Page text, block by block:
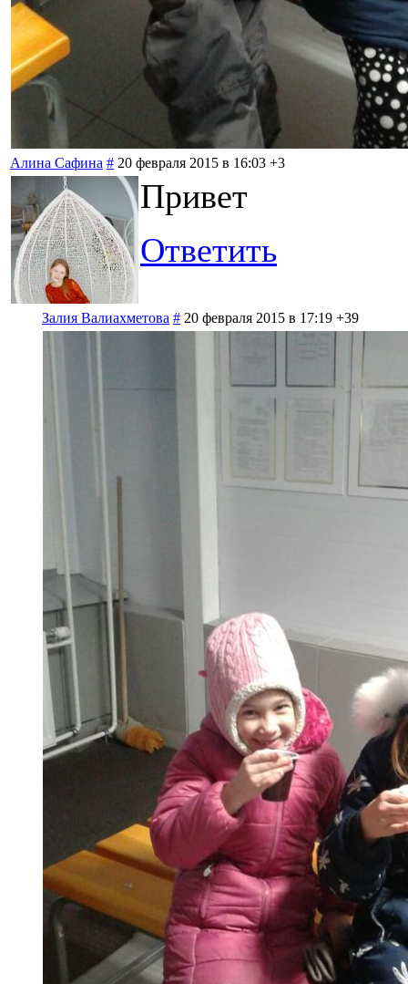
Алина Сафина # 20 февраля 2015 в 16:03 +3
Привет
Ответить
Залия Валиахметова # 20 февраля 2015 в 17:19 +39